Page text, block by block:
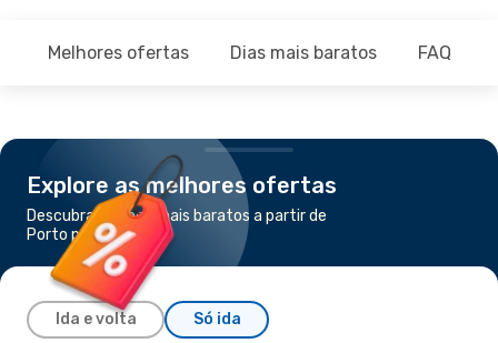
Melhores ofertas Dias mais baratos FAQ
Explore as melhores ofertas
Descubra os voos mais baratos a partir de
Porto para Zurique
Ida e volta Só ida